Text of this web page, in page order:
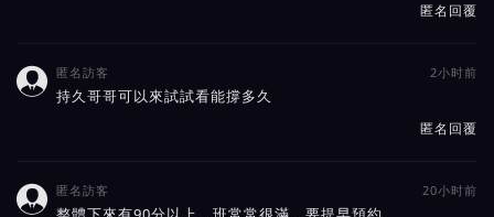
匿名回覆
 匿名訪客 2小时前
持久哥哥可以來試試看能撐多久
匿名回覆
 匿名訪客 20小时前